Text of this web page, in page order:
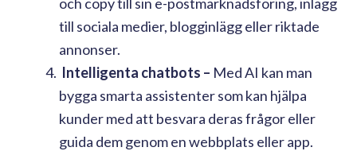
till sociala medier, blogginlägg eller riktade
annonser.
Intelligenta chatbots – Med AI kan man
bygga smarta assistenter som kan hjälpa
kunder med att besvara deras frågor eller
guida dem genom en webbplats eller app.